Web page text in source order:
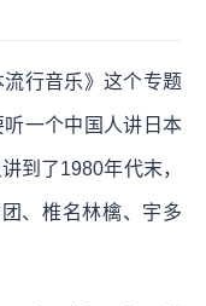
行音乐》这个专题
一个中国人讲日本
到了1980年代末，
、椎名林檎、宇多